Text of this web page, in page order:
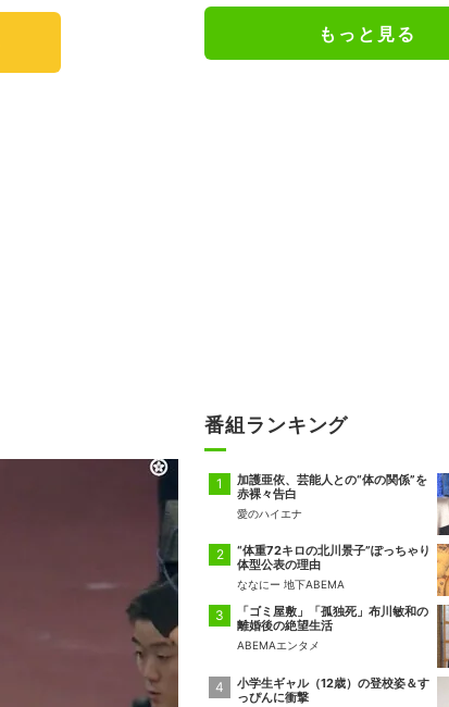
もっと見る
番組ランキング
加護亜依、芸能人との“体の関係”を
赤裸々告白
愛のハイエナ
“体重72キロの北川景子”ぽっちゃり
体型公表の理由
ななにー 地下ABEMA
「ゴミ屋敷」「孤独死」布川敏和の
離婚後の絶望生活
ABEMAエンタメ
小学生ギャル（12歳）の登校姿＆す
っぴんに衝撃